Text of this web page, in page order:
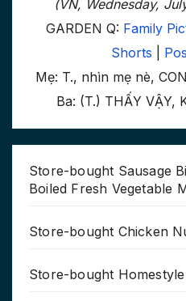
(VN, Wednesday,
GARDEN Q: Family
Shorts
Mẹ: T., nhìn mẹ nè,
Ba: (T.) THẤY VẬY,
Store-bought Sausage
Boiled Fresh Vegetable
Store-bought Chicken
Store-bought